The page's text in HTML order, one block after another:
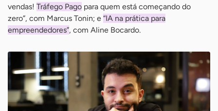
vendas! Tráfego Pago para quem está começando do
zero”, com Marcus Tonin; e “IA na prática para
empreendedores”, com Aline Bocardo.